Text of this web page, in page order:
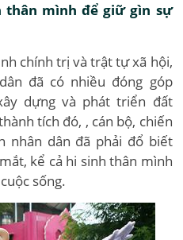
thân mình để giữ gìn sự
chính trị và trật tự xã hội,
đã có nhiều đóng góp
dựng và phát triển đất
tích đó, , cán bộ, chiến
nhân dân đã phải đổ biết
kể cả hi sinh thân mình
sống.